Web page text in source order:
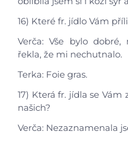
16) Které fr. jídlo Vám
Verča: Vše bylo
řekla, že mi nechutnalo.
Terka: Foie gras.
17) Která fr. jídla se
našich?
Verča: Nezaznamenala